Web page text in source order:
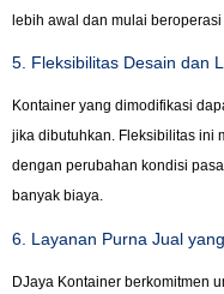
lebih awal dan mulai
5. Fleksibilitas Desain dan
Kontainer yang dimodifikasi
jika dibutuhkan. Fleksibilitas ini
dengan perubahan kondisi
banyak biaya.
6. Layanan Purna Jual
DJaya Kontainer berkomitmen